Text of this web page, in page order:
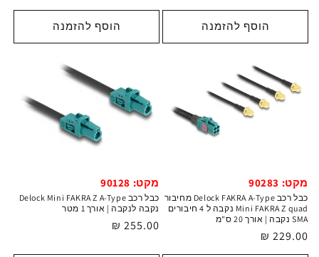
רגיל
הוסף להזמנה
רגיל
הוסף להזמנה
מקט: 90283
כבל רכב Delock FAKRA A-Type מחיבור
Mini FAKRA Z quad נקבה ל 4 חיבורים
SMA נקבה | אורך 20 ס"מ
מחיר
רגיל
229.00 ₪
מקט: 90128
כבל רכב Delock Mini FAKRA Z A-Type
נקבה לנקבה | אורך 1 מטר
מחיר
255.00 ₪